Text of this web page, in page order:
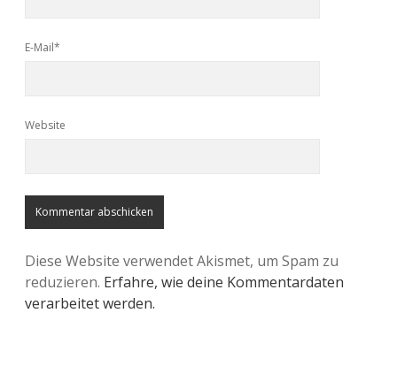
E-Mail*
Website
Diese Website verwendet Akismet, um Spam zu
reduzieren. Erfahre, wie deine Kommentardaten
verarbeitet werden.